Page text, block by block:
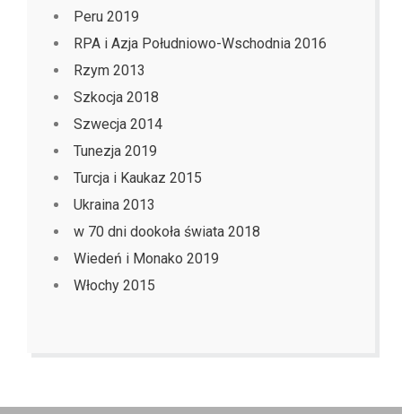
Peru 2019
RPA i Azja Południowo-Wschodnia 2016
Rzym 2013
Szkocja 2018
Szwecja 2014
Tunezja 2019
Turcja i Kaukaz 2015
Ukraina 2013
w 70 dni dookoła świata 2018
Wiedeń i Monako 2019
Włochy 2015